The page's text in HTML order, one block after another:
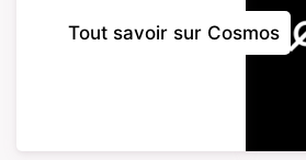
Tout savoir sur Cosmos